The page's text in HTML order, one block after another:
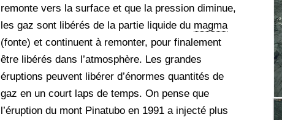
remonte vers la surface et que la pression diminue,
les gaz sont libérés de la partie liquide du magma
(fonte) et continuent à remonter, pour finalement
être libérés dans l’atmosphère. Les grandes
éruptions peuvent libérer d’énormes quantités de
gaz en un court laps de temps. On pense que
l’éruption du mont Pinatubo en 1991 a injecté plus